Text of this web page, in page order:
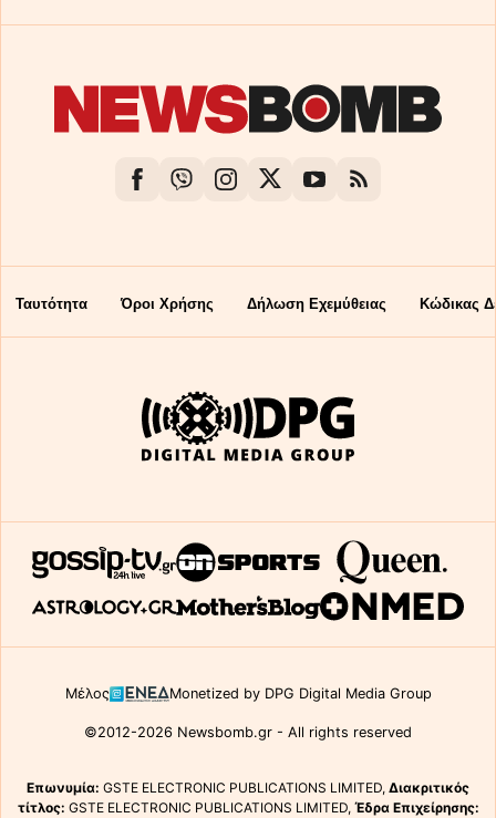
Ταυτότητα Όροι Χρήσης Δήλωση Εχεμύθειας Κώδικας
Μέλος Monetized by DPG Digital Media Group
©2012-2026 Newsbomb.gr - All rights reserved
Επωνυμία: GSTE ELECTRONIC PUBLICATIONS LIMITED, Διακριτικός
τίτλος: GSTE ELECTRONIC PUBLICATIONS LIMITED, Έδρα Επιχείρησης: